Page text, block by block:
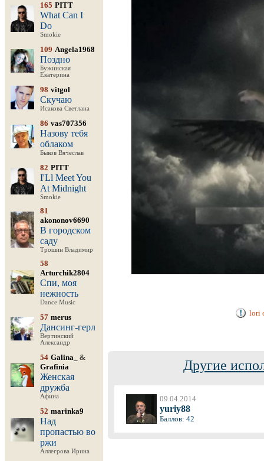
165 PITT
What Can I
Do
Smokie
109 Angela1968
Поздно
Бужинская
Екатерина
98 vitgol
Скучаю
Исакова Светлана
86 vas707356
Назову тебя
облаком
Быков Вячеслав
82 PITT
I'Ll Meet You
At Midnight
Smokie
81
akononov6690
В городском
саду
Трошин Владимир
58
Arturchik2804
Спи, моя
нежность
Dance Music
57 merus
Дансинг-герл
Вертинский
Александр
54 Galina_
&
Grafinia
Женская
дружба
Афина
52 marinka9
Над
пропастью во
ржи
Аллегрова Ирина
lori
Другие
09.04.2014
yuriy88
Баллов: 42